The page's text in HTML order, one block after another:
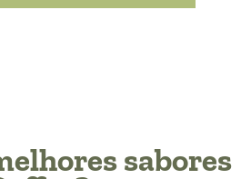
sabores